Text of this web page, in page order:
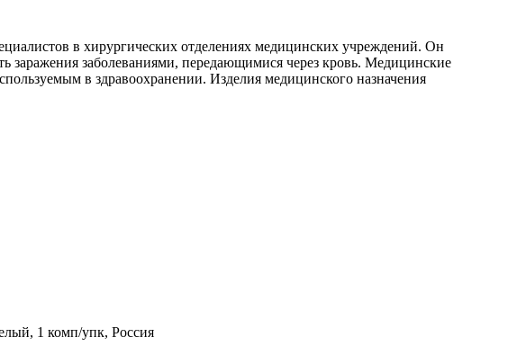
в хирургических отделениях медицинских учреждений. Он
заражения заболеваниями, передающимися через кровь. Медицинские
в здравоохранении. Изделия медицинского назначения
1 комп/упк, Россия